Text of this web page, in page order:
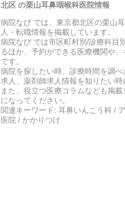
北区の栗山耳鼻咽喉科医院情報
病院なび では、 東京都北区の栗山
人・転職情報を掲載しています。
病院なび では市区町村別/診療科目
るほか、予約ができる医療機関や
です。
病院を探したい時、診療時間を調
求人、薬剤師求人情報を知りたい時
また、役立つ医療コラムなども掲
になってください。
関連キーワード: 耳鼻いんこう科 /
医院 / かかりつけ